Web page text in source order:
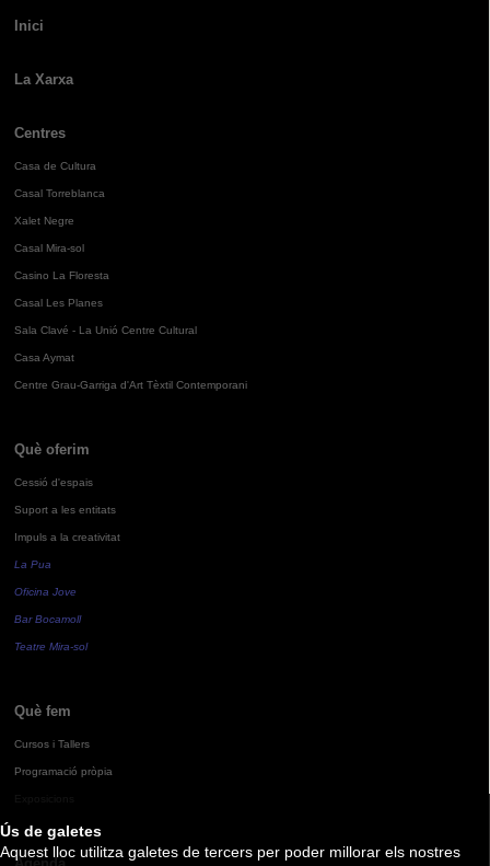
Ús de galetes
Aquest lloc utilitza galetes de tercers per poder millorar els nostres
Inici
La Xarxa
Centres
Casa de Cultura
Casal Torreblanca
Xalet Negre
Casal Mira-sol
Casino La Floresta
Casal Les Planes
Sala Clavé - La Unió Centre Cultural
Casa Aymat
Centre Grau-Garriga d'Art Tèxtil Contemporani
Què oferim
Cessió d'espais
Suport a les entitats
Impuls a la creativitat
La Pua
Oficina Jove
Bar Bocamoll
Teatre Mira-sol
Què fem
Cursos i Tallers
Programació pròpia